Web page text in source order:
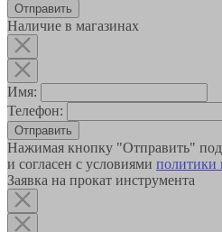
Наличие в магазинах
Имя:
Телефон:
Отправить
Нажимая кнопку "Отправить"
и согласен с условиями политики
Заявка на прокат инструмента